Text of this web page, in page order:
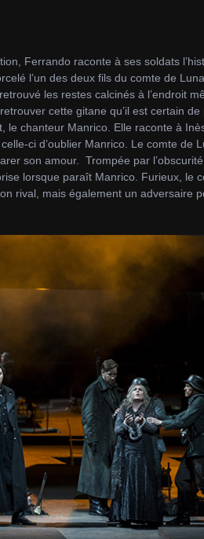
Ferrando raconte à ses soldats
l’un des deux fils du comte de
les restes calcinés à l’endroit
cette gitane qu’il est certain
le chanteur Manrico. Elle raconte à
ci d’oublier Manrico. Le comte de
son amour. Trompée par
lorsque paraît Manrico. Furieux, le
rival, mais également un adversaire